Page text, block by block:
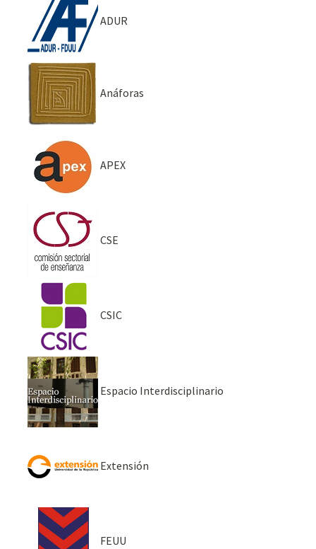
ADUR
Anáforas
APEX
CSE
CSIC
Espacio Interdisciplinario
Extensión
FEUU